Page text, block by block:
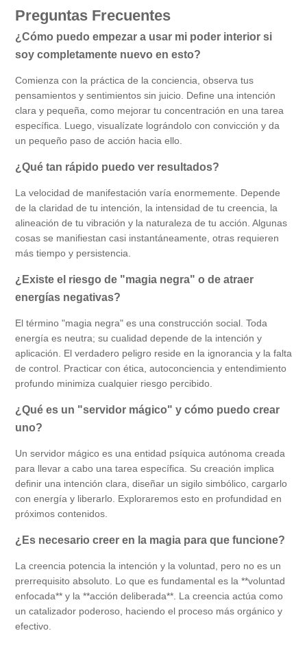
Preguntas Frecuentes
¿Cómo puedo empezar a usar mi poder interior si
soy completamente nuevo en esto?
Comienza con la práctica de la conciencia, observa tus
pensamientos y sentimientos sin juicio. Define una intención
clara y pequeña, como mejorar tu concentración en una tarea
específica. Luego, visualízate lográndolo con convicción y da
un pequeño paso de acción hacia ello.
¿Qué tan rápido puedo ver resultados?
La velocidad de manifestación varía enormemente. Depende
de la claridad de tu intención, la intensidad de tu creencia, la
alineación de tu vibración y la naturaleza de tu acción. Algunas
cosas se manifiestan casi instantáneamente, otras requieren
más tiempo y persistencia.
¿Existe el riesgo de "magia negra" o de atraer
energías negativas?
El término "magia negra" es una construcción social. Toda
energía es neutra; su cualidad depende de la intención y
aplicación. El verdadero peligro reside en la ignorancia y la falta
de control. Practicar con ética, autoconciencia y entendimiento
profundo minimiza cualquier riesgo percibido.
¿Qué es un "servidor mágico" y cómo puedo crear
uno?
Un servidor mágico es una entidad psíquica autónoma creada
para llevar a cabo una tarea específica. Su creación implica
definir una intención clara, diseñar un sigilo simbólico, cargarlo
con energía y liberarlo. Exploraremos esto en profundidad en
próximos contenidos.
¿Es necesario creer en la magia para que funcione?
La creencia potencia la intención y la voluntad, pero no es un
prerrequisito absoluto. Lo que es fundamental es la **voluntad
enfocada** y la **acción deliberada**. La creencia actúa como
un catalizador poderoso, haciendo el proceso más orgánico y
efectivo.